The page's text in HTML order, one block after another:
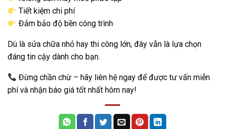
Tiết kiệm chi phí
Đảm bảo độ bền công trình
Dù là sửa chữa nhỏ hay thi công lớn, đây vẫn là lựa chọn
đáng tin cậy dành cho bạn.
Đừng chần chừ – hãy liên hệ ngay để được tư vấn miễn
phí và nhận báo giá tốt nhất hôm nay!